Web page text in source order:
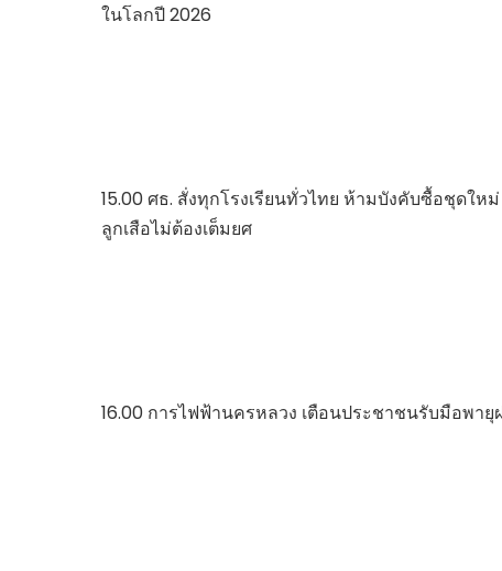
ในโลกปี 2026
15.00 ศธ. สั่งทุกโรงเรียนทั่วไทย ห้ามบังคับซื้อชุดใ
ลูกเสือไม่ต้องเต็มยศ
16.00 การไฟฟ้านครหลวง เตือนประชาชนรับมือพ